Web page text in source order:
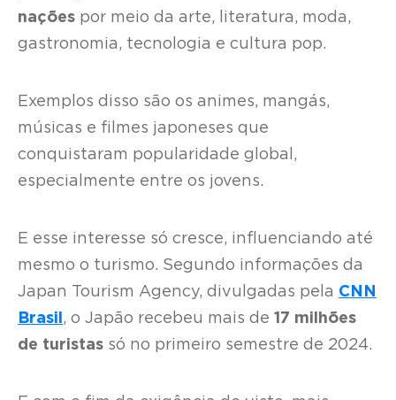
nações por meio da arte, literatura, moda,
gastronomia, tecnologia e cultura pop.
Exemplos disso são os animes, mangás,
músicas e filmes japoneses que
conquistaram popularidade global,
especialmente entre os jovens.
E esse interesse só cresce, influenciando até
mesmo o turismo. Segundo informações da
Japan Tourism Agency, divulgadas pela CNN
Brasil , o Japão recebeu mais de 17 milhões
de turistas só no primeiro semestre de 2024.